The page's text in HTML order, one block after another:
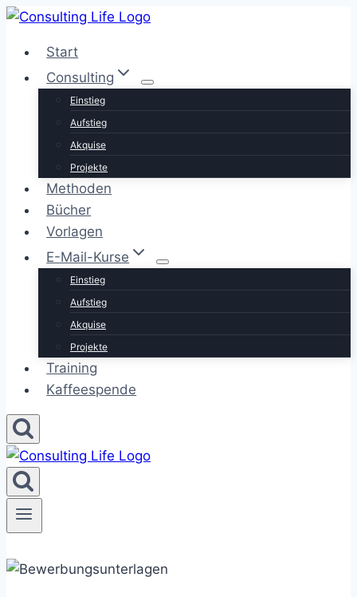
Zum
springenStart
Consulting
Einstieg
Aufstieg
Akquise
Projekte
Methoden
Bücher
Vorlagen
E-Mail-Kurse
Einstieg
Aufstieg
Akquise
Projekte
Training
Kaffeespende